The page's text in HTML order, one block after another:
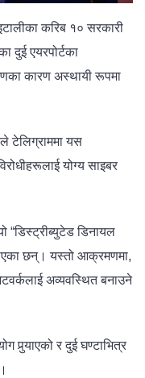
करिब १० सरकारी
दुई एयरपोर्टका
कारण अस्थायी रूपमा
टेलिग्राममा यस
योग्य साइबर
“डिस्ट्रीब्युटेड डिनायल
छन्। यस्तो आक्रमणमा,
अव्यवस्थित बनाउने
पुर्‍याएको र दुई घण्टाभित्र